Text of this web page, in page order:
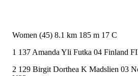
Women (45) 8.1 km 185 m 17 C
1 137 Amanda Yli Futka 04 Finland
2 129 Birgit Dorthea K Madslien 03